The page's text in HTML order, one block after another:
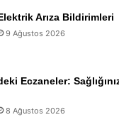
Arıza Bildirimleri
9 Ağustos 2026
Eczaneler:
8 Ağustos 2026